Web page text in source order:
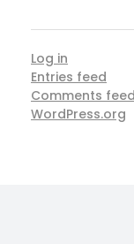
Log in
Entries feed
Comments feed
WordPress.org